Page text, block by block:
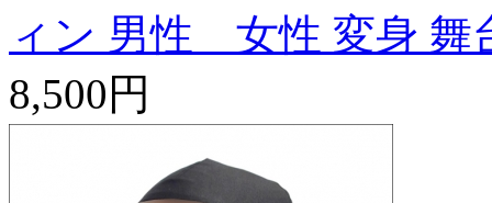
ィン 男性 女性 変身 舞
8,500円